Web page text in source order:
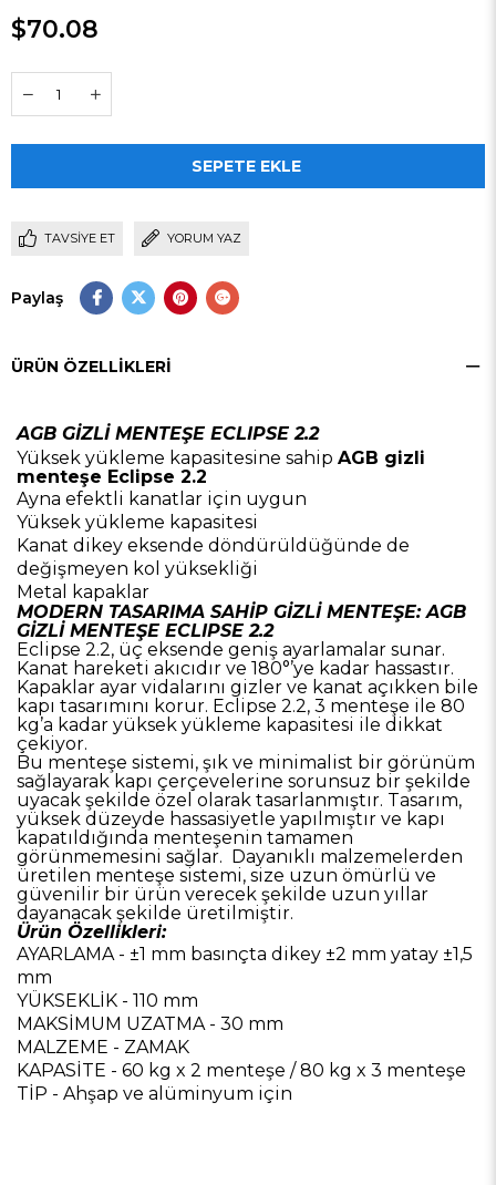
$70.08
TAVSIYE ET YORUM YAZ
Paylaş
ÜRÜN ÖZELLIKLERI
AGB GİZLİ MENTEŞE ECLIPSE 2.2
Yüksek yükleme kapasitesine sahip AGB gizli
menteşe Eclipse 2.2
Ayna efektli kanatlar için uygun
Yüksek yükleme kapasitesi
Kanat dikey eksende döndürüldüğünde de
değişmeyen kol yüksekliği
Metal kapaklar
MODERN TASARIMA SAHİP GİZLİ MENTEŞE: AGB
GİZLİ MENTEŞE ECLIPSE 2.2
Eclipse 2.2, üç eksende geniş ayarlamalar sunar.
Kanat hareketi akıcıdır ve 180°’ye kadar hassastır.
Kapaklar ayar vidalarını gizler ve kanat açıkken bile
kapı tasarımını korur. Eclipse 2.2, 3 menteşe ile 80
kg’a kadar yüksek yükleme kapasitesi ile dikkat
çekiyor.
Bu menteşe sistemi, şık ve minimalist bir görünüm
sağlayarak kapı çerçevelerine sorunsuz bir şekilde
uyacak şekilde özel olarak tasarlanmıştır. Tasarım,
yüksek düzeyde hassasiyetle yapılmıştır ve kapı
kapatıldığında menteşenin tamamen
görünmemesini sağlar. Dayanıklı malzemelerden
üretilen menteşe sistemi, size uzun ömürlü ve
güvenilir bir ürün verecek şekilde uzun yıllar
dayanacak şekilde üretilmiştir.
Ürün Özellikleri:
AYARLAMA - ±1 mm basınçta dikey ±2 mm yatay ±1,5
mm
YÜKSEKLİK - 110 mm
MAKSİMUM UZATMA - 30 mm
MALZEME - ZAMAK
KAPASİTE - 60 kg x 2 menteşe / 80 kg x 3 menteşe
TİP - Ahşap ve alüminyum için